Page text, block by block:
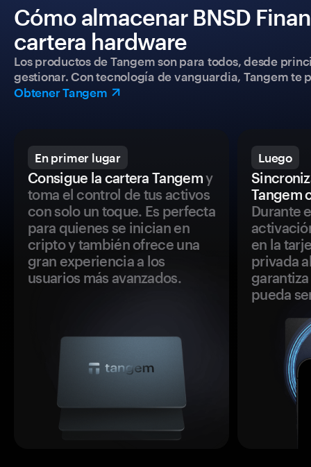
Cómo almacenar BNSD
cartera hardware
Los productos de Tangem son para todos, desde
gestionar. Con tecnología de vanguardia, Tangem
Obtener Tangem
En primer lugar
Consigue la cartera Tangemy
toma el control de tus activos
con solo un toque. Es perfecta
para quienes se inician en
cripto y también ofrece una
gran experiencia a los
usuarios más avanzados.
Luego
Tangem
Durante
en la
privada
pueda